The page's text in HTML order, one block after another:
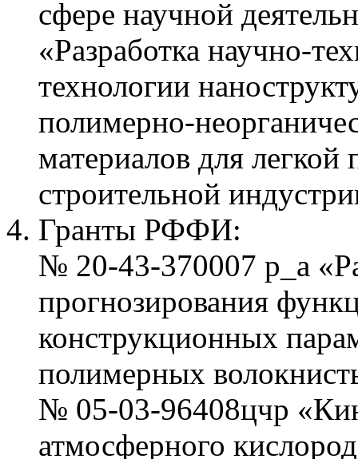
сфере научной
«Разработка научно-
технологии
полимерно-
материалов для
строительной
Гранты РФФИ:
№ 20-43-370007 р_а
прогнозирования
конструкционных
полимерных
№ 05-03-96408цчр
атмосферного